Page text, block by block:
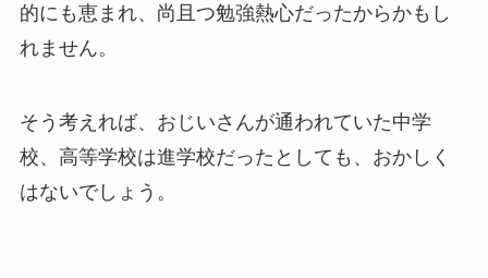
的にも恵まれ、尚且つ勉強熱心だったからかもし
れません。
そう考えれば、おじいさんが通われていた中学
校、高等学校は進学校だったとしても、おかしく
はないでしょう。